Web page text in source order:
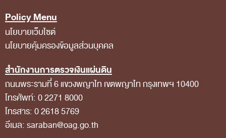
การป้องกันการทุจริต
การส่งเสริมความโปร่งใส
การขับเคลื่อนจริยธรรม
รายงานผลการปฏิบัติงานประจำปี
รายงานผลการดำเนินงานของ สตง.
แผน/ผลการปฏิบัติงานและการใช้จ่าย
Policy Menu
นโยบายเว็บไซต์
นโยบายคุ้มครองข้อมูลส่วนบุคคล
สำนักงานการตรวจเงินแผ่นดิน
ถนนพระรามที่ 6 แขวงพญาไท เขตพญาไท กรุงเทพฯ 10400
โทรศัพท์: 0 2271 8000
โทรสาร: 0 2618 5769
อีเมล: saraban@oag.go.th